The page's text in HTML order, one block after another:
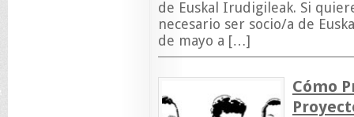
de Euskal Irudigileak. Si
necesario ser socio/a de
de mayo a […]
Cómo